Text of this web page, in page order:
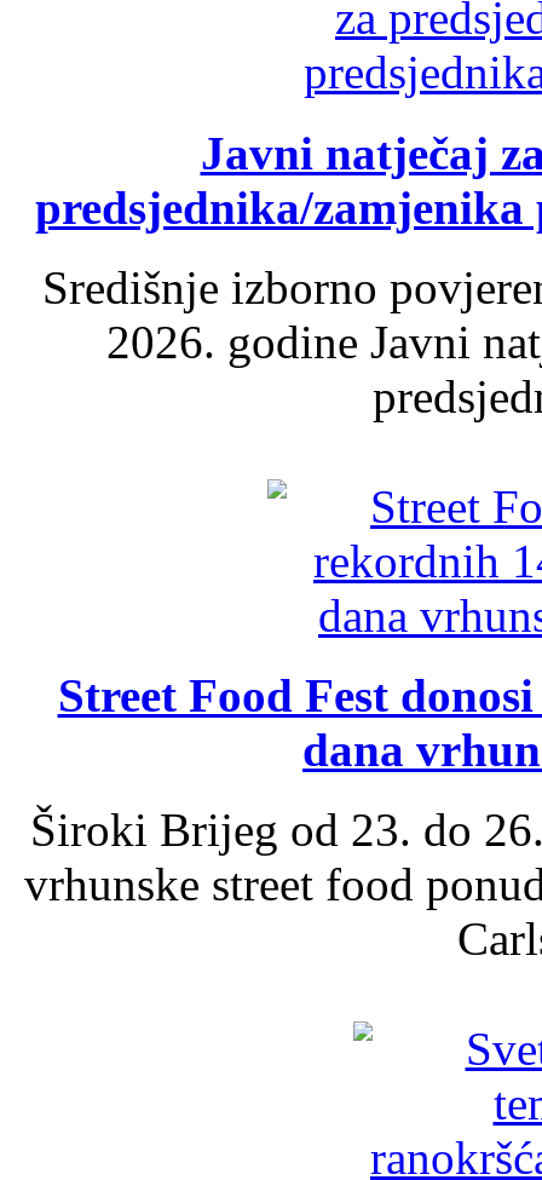
Javni natječaj
predsjednika/
Središnje izborno
2026. godine Javni
Street Food Fest
dana
Široki Brijeg od 23. do
vrhunske street food